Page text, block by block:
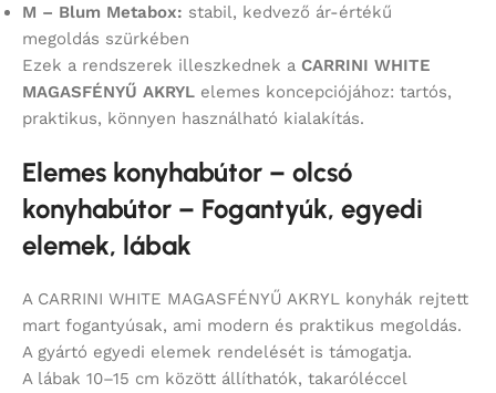
M – Blum Metabox: stabil, kedvező ár-értékű
megoldás szürkében
Ezek a rendszerek illeszkednek a CARRINI WHITE
MAGASFÉNYŰ AKRYL elemes koncepciójához: tartós,
praktikus, könnyen használható kialakítás.
Elemes konyhabútor – olcsó
konyhabútor – Fogantyúk, egyedi
elemek, lábak
A CARRINI WHITE MAGASFÉNYŰ AKRYL konyhák rejtett
mart fogantyúsak, ami modern és praktikus megoldás.
A gyártó egyedi elemek rendelését is támogatja.
A lábak 10–15 cm között állíthatók, takaróléccel